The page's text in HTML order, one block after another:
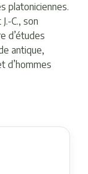
platoniciennes.
C., son
d’études
antique,
d’hommes